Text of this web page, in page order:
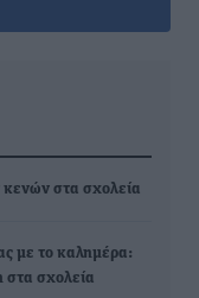
στα σχολεία
με το καλημέρα:
στα σχολεία